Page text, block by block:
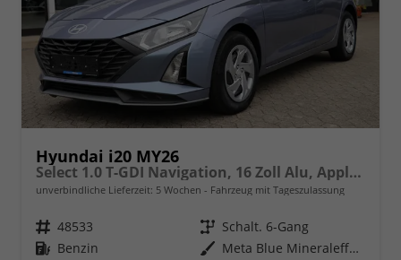
Hyundai i20 MY26
Select 1.0 T-GDI Navigation, 16 Zoll Alu, Apple Carplay
unverbindliche Lieferzeit: 5 Wochen Fahrzeug mit Tageszulassung
Fahrzeugnr. 48533 Getriebe Schalt. 6-Gang
Kraftstoff Benzin Außenfarbe
Meta Blue Mineraleffekt